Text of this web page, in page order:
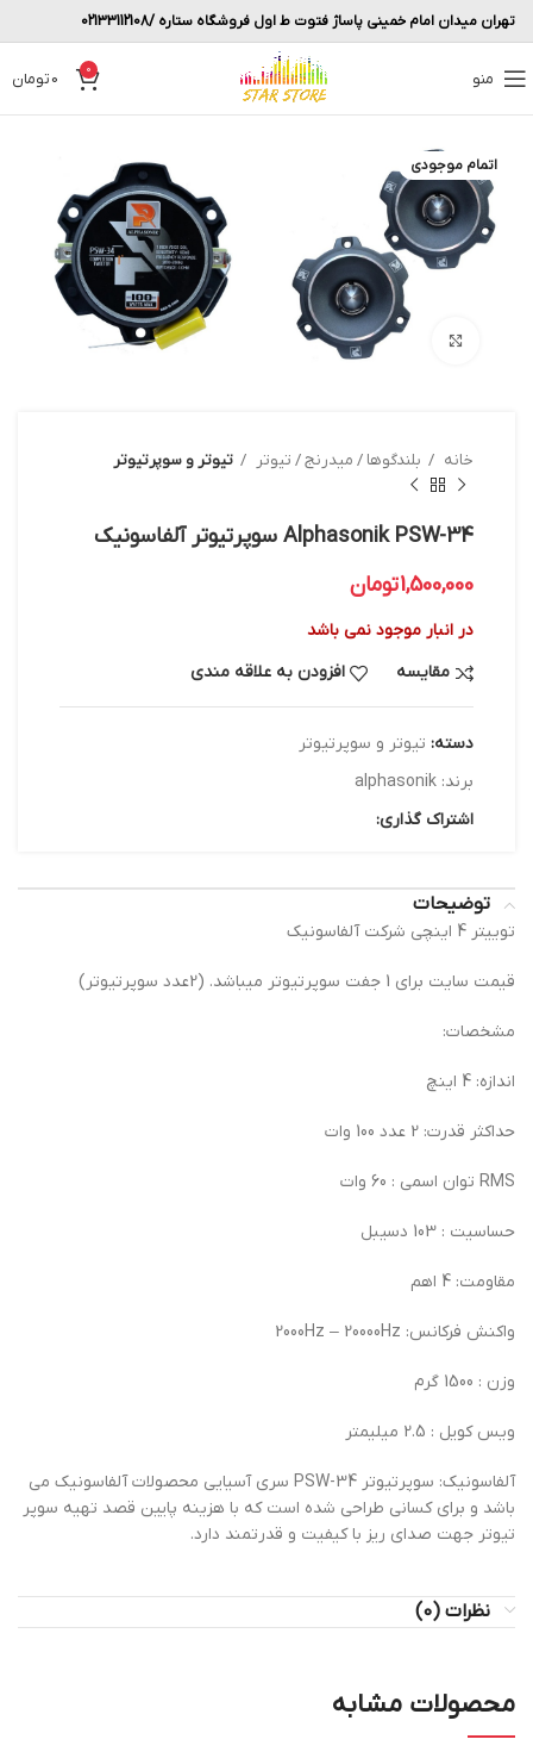
تهران میدان امام خمینی پاساژ فتوت ط اول فروشگاه ستاره /02133112108
منو 0
0تومان
اتمام موجودی
بزرگنمایی تصویر
خانه بلندگوها / میدرنج / تیوتر تیوتر و سوپرتیوتر
Alphasonik PSW-34 سوپرتیوتر آلفاسونیک
1,500,000تومان
در انبار موجود نمی باشد
مقایسه
افزودن به علاقه مندی
دسته: تیوتر و سوپرتیوتر
برند: alphasonik
اشتراک گذاری:
توضیحات
توییتر 4 اینچی شرکت آلفاسونیک
قيمت سايت براي 1 جفت سوپرتيوتر ميباشد. (2عدد سوپرتیوتر)
مشخصات:
اندازه: 4 اینچ
حداکثر قدرت: 2 عدد 100 وات
RMS توان اسمی : 60 وات
حساسیت : 103 دسیبل
مقاومت: 4 اهم
واکنش فرکانس: 2000Hz – 20000Hz
وزن : 1500 گرم
ویس کویل : 2.5 میلیمتر
آلفاسونیک: سوپرتیوتر PSW-34 سری آسیایی محصولات آلفاسونیک می
باشد و برای کسانی طراحی شده است که با هزینه پایین قصد تهیه سوپر
تیوتر جهت صدای ریز با کیفیت و قدرتمند دارد.
نظرات (0)
محصولات مشابه